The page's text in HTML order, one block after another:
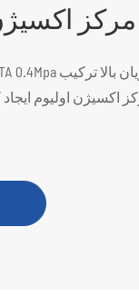
مرکز اکسیژن ۰. 4
اکسیژن اولیوم